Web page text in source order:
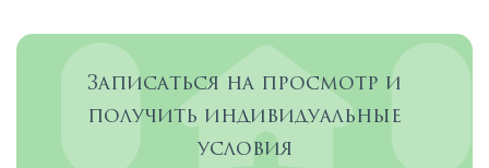
Записаться на просмотр и
получить индивидуальные
условия